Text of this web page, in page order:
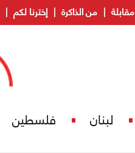
مقابلة من الذاكرة إخترنا لكم
لبنان فلسطين